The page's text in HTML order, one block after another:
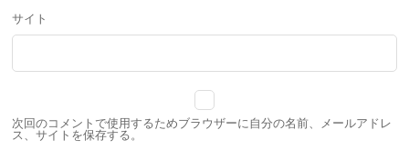
サイト
次回のコメントで使用するためブラウザーに自分の名前、メールアドレ
ス、サイトを保存する。